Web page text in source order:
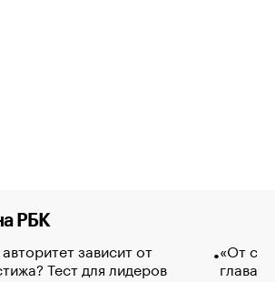
РБК
зависит от
Тест для лидеров
«От
глава